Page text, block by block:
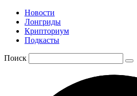
Новости
Лонгриды
Крипториум
Подкасты
Поиск